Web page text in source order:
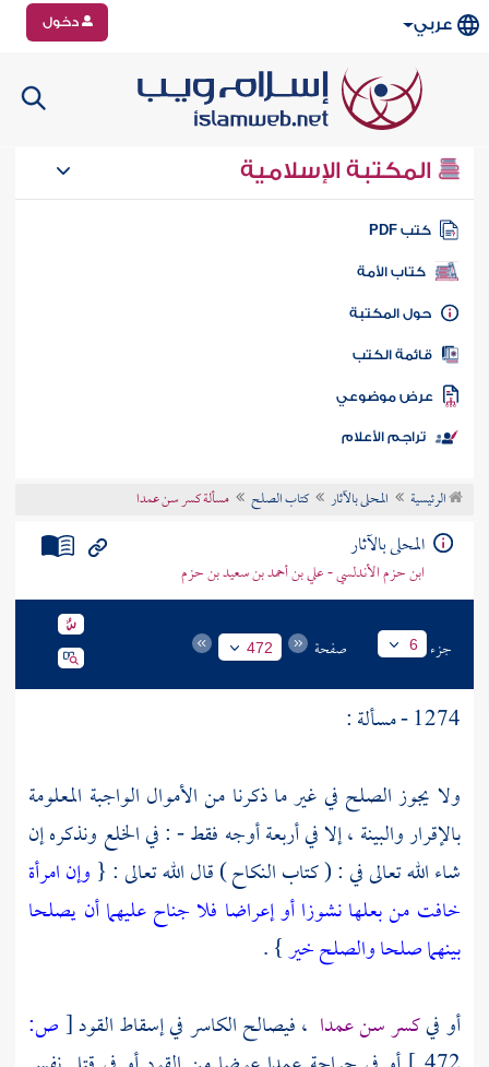
عربي دخول
المكتبة الإسلامية
كتب PDF
كتاب الأمة
المكتبة
الكتب
موضوعي
تراجم الأعلام
الرئيسية المحلى بالآثار كتاب الصلح مسألة كسر سن عمدا
المحلى بالآثار
ابن حزم الأندلسي - علي بن أحمد بن سعيد بن حزم
جزء 6 صفحة 472
1274 - مسألة :
ولا يجوز الصلح في غير ما ذكرنا من الأموال الواجبة المعلومة
بالإقرار والبينة ، إلا في أربعة أوجه فقط - : في الخلع ونذكره إن
شاء الله تعالى في : ( كتاب النكاح ) قال الله تعالى : { وإن امرأة
خافت من بعلها نشوزا أو إعراضا فلا جناح عليهما أن يصلحا
بينهما صلحا والصلح خير} .
أو فيكسر سن عمدا ، فيصالح الكاسر في إسقاط القود[ص: